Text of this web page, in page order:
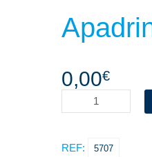
0,00€
REF: 5707